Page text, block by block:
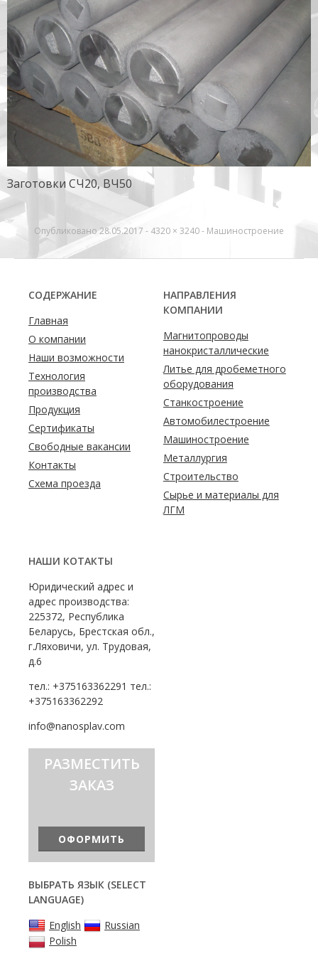
Заготовки СЧ20, ВЧ50
Опубликовано28.05.2017 - 4320 × 3240- Машиностроение
СОДЕРЖАНИЕ
Главная
О компании
Наши возможности
Технология
производства
Продукция
Сертификаты
Свободные вакансии
Контакты
Схема проезда
НАПРАВЛЕНИЯ
КОМПАНИИ
Магнитопроводы
нанокристаллические
Литье для дробеметного
оборудования
Станкостроение
Автомобилестроение
Машиностроение
Металлургия
Строительство
Сырье и материалы для
ЛГМ
НАШИ КОТАКТЫ
Юридический адрес и
адрес производства:
225372, Республика
Беларусь, Брестская обл.,
г.Ляховичи, ул. Трудовая,
д.6
тел.: +375163362291 тел.:
+375163362292
info@nanosplav.com
РАЗМЕСТИТЬ
ЗАКАЗ
ОФОРМИТЬ
ВЫБРАТЬ ЯЗЫК (SELECT
LANGUAGE)
English
Russian
Polish